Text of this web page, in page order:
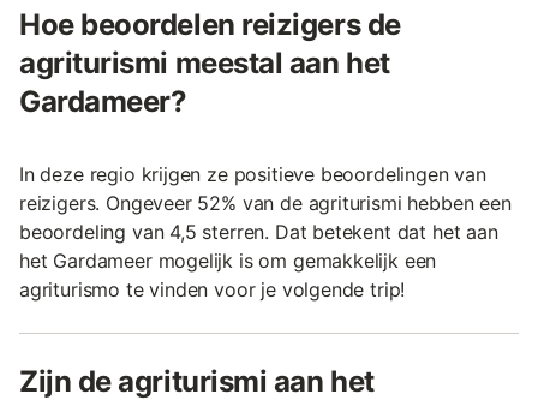
Hoe beoordelen reizigers de
agriturismi meestal aan het
Gardameer?
In deze regio krijgen ze positieve beoordelingen van
reizigers. Ongeveer 52% van de agriturismi hebben een
beoordeling van 4,5 sterren. Dat betekent dat het aan
het Gardameer mogelijk is om gemakkelijk een
agriturismo te vinden voor je volgende trip!
Zijn de agriturismi aan het